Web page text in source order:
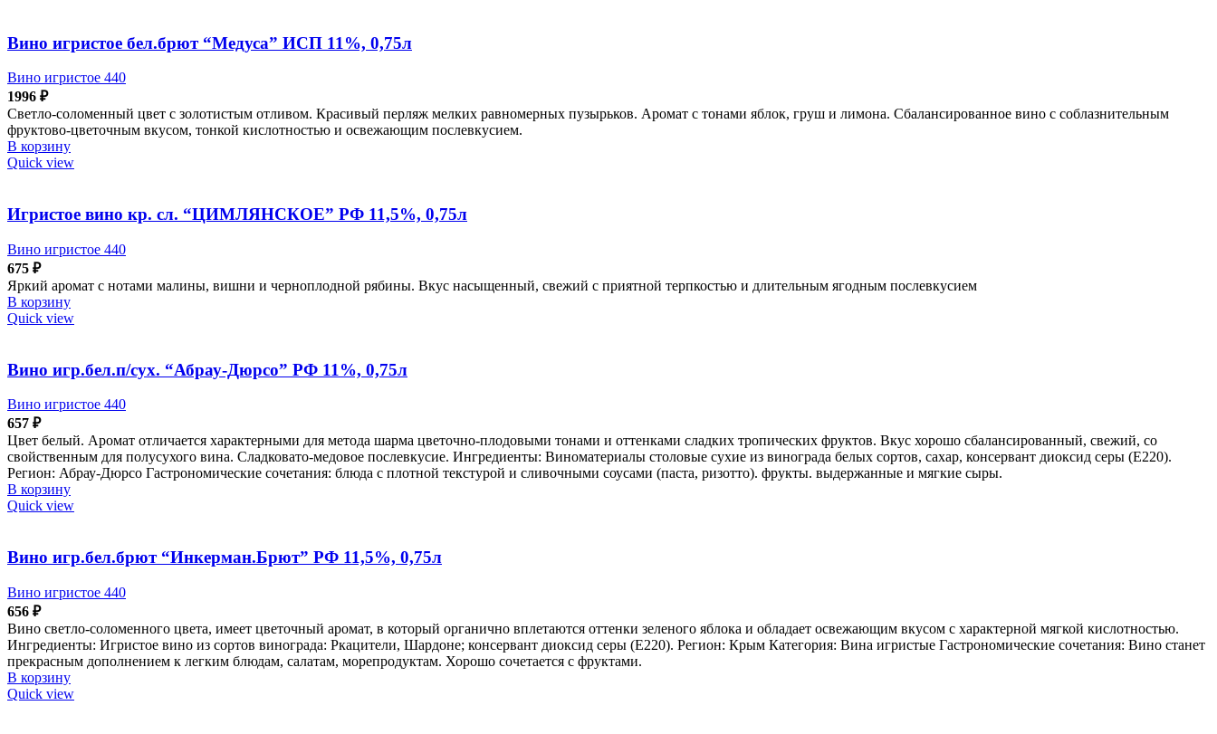
Вино игристое бел.брют “Медуса” ИСП 11%, 0,75л
Вино игристое 440
1996 ₽
Светло-соломенный цвет с золотистым отливом. Красивый перляж мелких равномерных пузырьков. Аромат с тонами яблок, груш и лимона. Сбалансированное вино с соблазнительным
фруктово-цветочным вкусом, тонкой кислотностью и освежающим послевкусием.
В корзину
Quick view
Игристое вино кр. сл. “ЦИМЛЯНСКОЕ” РФ 11,5%, 0,75л
Вино игристое 440
675 ₽
Яркий аромат с нотами малины, вишни и черноплодной рябины. Вкус насыщенный, свежий с приятной терпкостью и длительным ягодным послевкусием
В корзину
Quick view
Вино игр.бел.п/сух. “Абрау-Дюрсо” РФ 11%, 0,75л
Вино игристое 440
657 ₽
Цвет белый. Аромат отличается характерными для метода шарма цветочно-плодовыми тонами и оттенками сладких тропических фруктов. Вкус хорошо сбалансированный, свежий, со
свойственным для полусухого вина. Сладковато-медовое послевкусие. Ингредиенты: Виноматериалы столовые сухие из винограда белых сортов, сахар, консервант диоксид серы (Е220).
Регион: Абрау-Дюрсо Гастрономические сочетания: блюда с плотной текстурой и сливочными соусами (паста, ризотто). фрукты. выдержанные и мягкие сыры.
В корзину
Quick view
Вино игр.бел.брют “Инкерман.Брют” РФ 11,5%, 0,75л
Вино игристое 440
656 ₽
Вино светло-соломенного цвета, имеет цветочный аромат, в который органично вплетаются оттенки зеленого яблока и обладает освежающим вкусом с характерной мягкой кислотностью.
Ингредиенты: Игристое вино из сортов винограда: Ркацители, Шардоне; консервант диоксид серы (Е220). Регион: Крым Категория: Вина игристые Гастрономические сочетания: Вино станет
прекрасным дополнением к легким блюдам, салатам, морепродуктам. Хорошо сочетается с фруктами.
В корзину
Quick view